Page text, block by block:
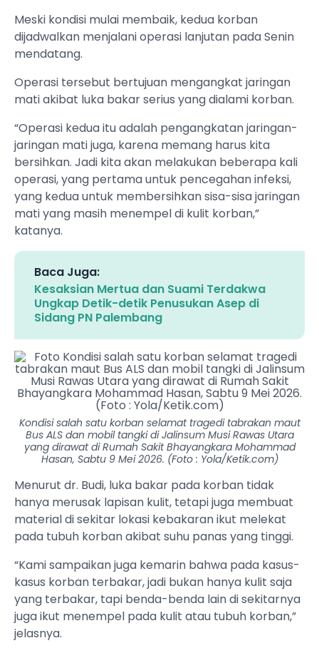
Meski kondisi mulai membaik, kedua korban
dijadwalkan menjalani operasi lanjutan pada Senin
mendatang.
Operasi tersebut bertujuan mengangkat jaringan
mati akibat luka bakar serius yang dialami korban.
“Operasi kedua itu adalah pengangkatan jaringan-
jaringan mati juga, karena memang harus kita
bersihkan. Jadi kita akan melakukan beberapa kali
operasi, yang pertama untuk pencegahan infeksi,
yang kedua untuk membersihkan sisa-sisa jaringan
mati yang masih menempel di kulit korban,”
katanya.
Baca Juga:
Kesaksian Mertua dan Suami Terdakwa
Ungkap Detik-detik Penusukan Asep di
Sidang PN Palembang
Kondisi salah satu korban selamat tragedi tabrakan maut
Bus ALS dan mobil tangki di Jalinsum Musi Rawas Utara
yang dirawat di Rumah Sakit Bhayangkara Mohammad
Hasan, Sabtu 9 Mei 2026. (Foto : Yola/Ketik.com)
Menurut dr. Budi, luka bakar pada korban tidak
hanya merusak lapisan kulit, tetapi juga membuat
material di sekitar lokasi kebakaran ikut melekat
pada tubuh korban akibat suhu panas yang tinggi.
“Kami sampaikan juga kemarin bahwa pada kasus-
kasus korban terbakar, jadi bukan hanya kulit saja
yang terbakar, tapi benda-benda lain di sekitarnya
juga ikut menempel pada kulit atau tubuh korban,”
jelasnya.